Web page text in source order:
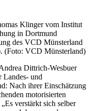
Klinger vom Institut
in Dortmund
des VCD Münsterland
(Foto: VCD Münsterland)
Dittrich-Wesbuer
und
Nach ihrer Einschätzung
motorisierten
verstärkt sich selber